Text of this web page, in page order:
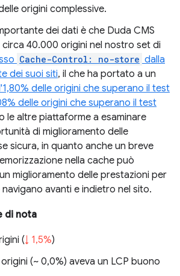
origini complessive.
dei dati è che Duda CMS
40.000 origini nel nostro set di
Cache-Control: no-store dalla
dei suoi siti, il che ha portato a un
delle origini che superano il test
delle origini che superano il test
le altre piattaforme a esaminare
di miglioramento delle
sicura, in quanto anche un breve
nella cache può
miglioramento delle prestazioni per
avanti e indietro nel sito.
di nota
(↓ 1,5%)
(~ 0,0%) aveva un LCP buono